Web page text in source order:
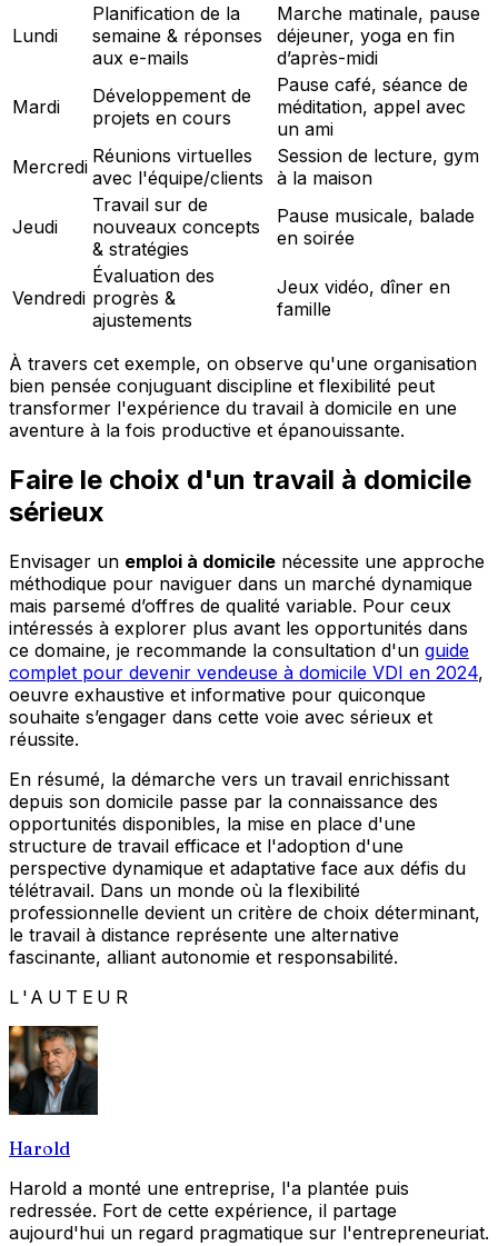
Lundi
Planification de la
semaine & réponses
aux e-mails
Marche matinale, pause
déjeuner, yoga en fin
d’après-midi
Mardi
Développement de
projets en cours
Pause café, séance de
méditation, appel avec
un ami
Mercredi Réunions virtuelles
avec l'équipe/clients
Session de lecture, gym
à la maison
Jeudi
Travail sur de
nouveaux concepts
& stratégies
Pause musicale, balade
en soirée
Vendredi
Évaluation des
progrès &
ajustements
Jeux vidéo, dîner en
famille
À travers cet exemple, on observe qu'une organisation
bien pensée conjuguant discipline et flexibilité peut
transformer l'expérience du travail à domicile en une
aventure à la fois productive et épanouissante.
Faire le choix d'un travail à domicile
sérieux
Envisager un emploi à domicile nécessite une approche
méthodique pour naviguer dans un marché dynamique
mais parsemé d’offres de qualité variable. Pour ceux
intéressés à explorer plus avant les opportunités dans
ce domaine, je recommande la consultation d'un guide
complet pour devenir vendeuse à domicile VDI en 2024,
oeuvre exhaustive et informative pour quiconque
souhaite s’engager dans cette voie avec sérieux et
réussite.
En résumé, la démarche vers un travail enrichissant
depuis son domicile passe par la connaissance des
opportunités disponibles, la mise en place d'une
structure de travail efficace et l'adoption d'une
perspective dynamique et adaptative face aux défis du
télétravail. Dans un monde où la flexibilité
professionnelle devient un critère de choix déterminant,
le travail à distance représente une alternative
fascinante, alliant autonomie et responsabilité.
L'AUTEUR
Harold
Harold a monté une entreprise, l'a plantée puis
redressée. Fort de cette expérience, il partage
aujourd'hui un regard pragmatique sur l'entrepreneuriat.